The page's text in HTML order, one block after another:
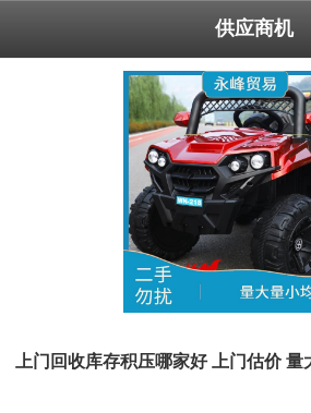
供应商机
上门回收库存积压哪家好 上门估价 量